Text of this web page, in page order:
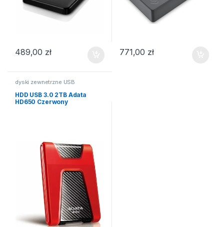
489,00 zł 771,00 zł
dyski zewnetrzne USB
HDD USB 3.0 2TB Adata
HD650 Czerwony